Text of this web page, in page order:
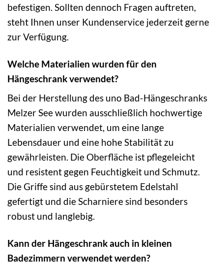
befestigen. Sollten dennoch Fragen auftreten,
steht Ihnen unser Kundenservice jederzeit gerne
zur Verfügung.
Welche Materialien wurden für den
Hängeschrank verwendet?
Bei der Herstellung des uno Bad-Hängeschranks
Melzer See wurden ausschließlich hochwertige
Materialien verwendet, um eine lange
Lebensdauer und eine hohe Stabilität zu
gewährleisten. Die Oberfläche ist pflegeleicht
und resistent gegen Feuchtigkeit und Schmutz.
Die Griffe sind aus gebürstetem Edelstahl
gefertigt und die Scharniere sind besonders
robust und langlebig.
Kann der Hängeschrank auch in kleinen
Badezimmern verwendet werden?